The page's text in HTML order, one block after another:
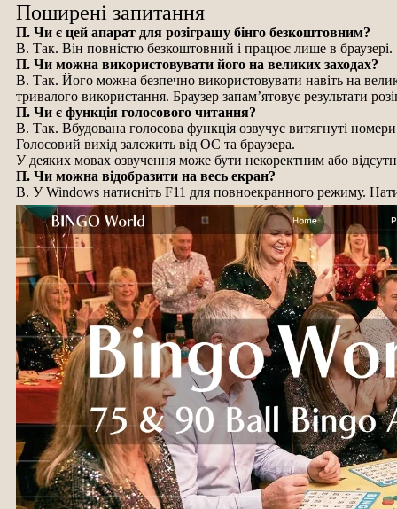
Поширені запитання
П. Чи є цей апарат для розіграшу бінго безкоштовним?
В. Так. Він повністю безкоштовний і працює лише в браузері.
П. Чи можна використовувати його на великих заходах?
В. Так. Його можна безпечно використовувати навіть на
тривалого використання. Браузер запам’ятовує результати
П. Чи є функція голосового читання?
В. Так. Вбудована голосова функція озвучує витягнуті
Голосовий вихід залежить від ОС та браузера.
У деяких мовах озвучення може бути некоректним або
П. Чи можна відобразити на весь екран?
В. У Windows натисніть F11 для повноекранного режиму.